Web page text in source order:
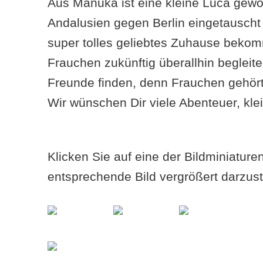
Andalusien gegen Berlin
super tolles geliebtes Zuhause
Frauchen zukünftig überallhin
Freunde finden, denn Frauchen
Wir wünschen Dir viele Abenteuer,
Klicken Sie auf eine der
entsprechende Bild vergrößert